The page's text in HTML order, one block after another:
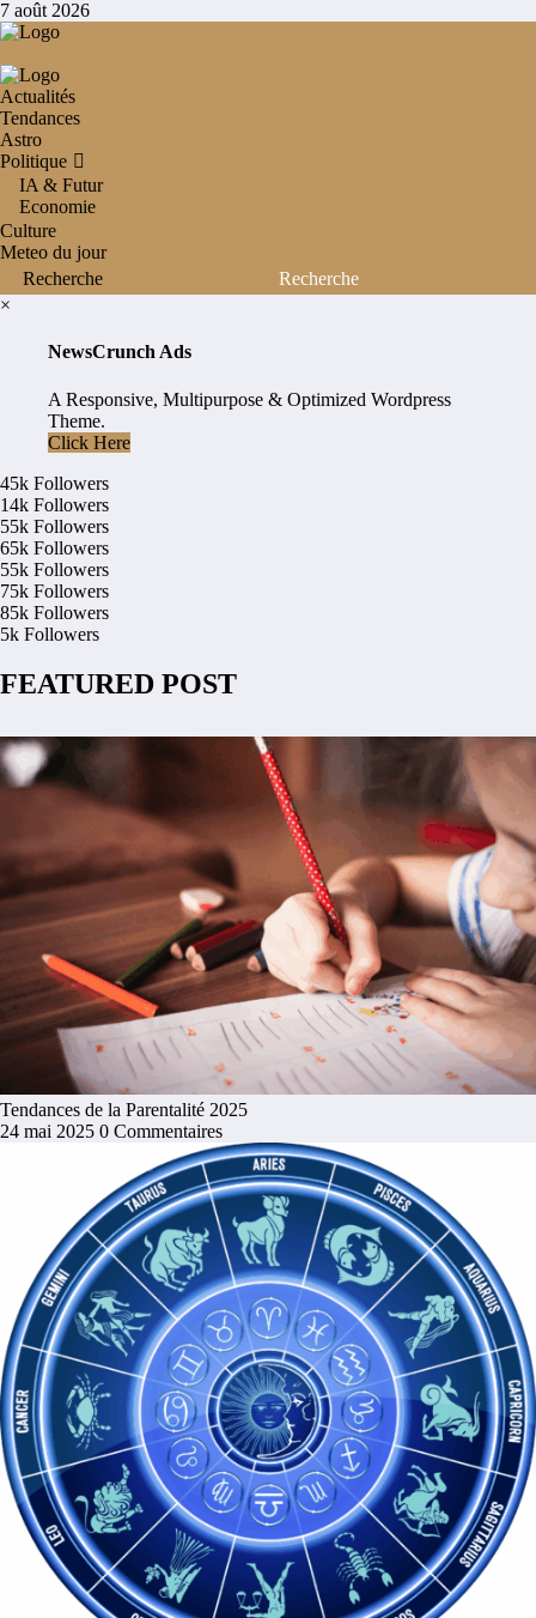
Aller
au
7 août 2026
Actualités
Tendances
Astro
Politique
IA & Futur
Economie
Culture
Meteo du jour
×
NewsCrunch Ads
A Responsive, Multipurpose & Optimized Wordpress
Theme.
Click Here
45k Followers
14k Followers
55k Followers
65k Followers
55k Followers
75k Followers
85k Followers
5k Followers
FEATURED POST
Tendances de la Parentalité 2025
24 mai 2025 0 Commentaires